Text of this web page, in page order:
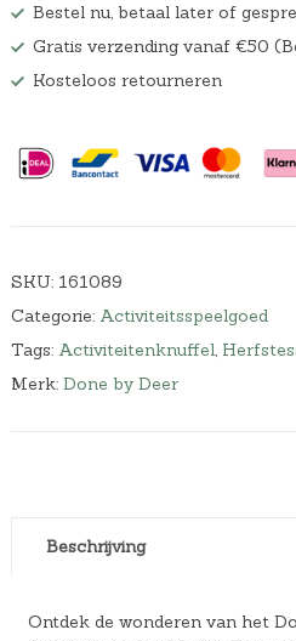
Bestel nu, betaal later of
Gratis verzending vanaf €50
Kosteloos retourneren
SKU: 161089
Categorie: Activiteitsspeelgoed
Tags: Activiteitenknuffel,
Merk: Done by Deer
Beschrijving
Ontdek de wonderen van het